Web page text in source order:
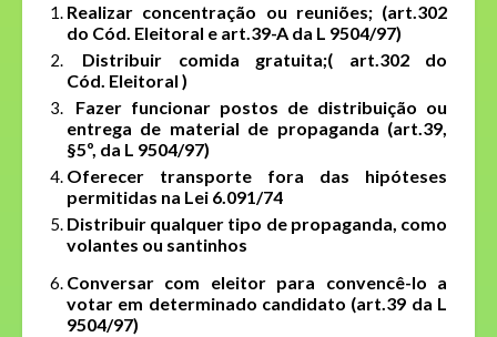
Realizar concentração ou reuniões; (art.302
do Cód. Eleitoral e art.39-A da L 9504/97)
Distribuir comida gratuita;( art.302 do
Cód. Eleitoral )
Fazer funcionar postos de distribuição ou
entrega de material de propaganda (art.39,
§5º, da L 9504/97)
Oferecer transporte fora das hipóteses
permitidas na Lei 6.091/74
Distribuir qualquer tipo de propaganda, como
volantes ou santinhos
Conversar com eleitor para convencê-lo a
votar em determinado candidato (art.39 da L
9504/97)